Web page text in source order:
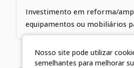
Investimento em reforma/
equipamentos ou mobiliários
Nosso site pode utilizar
semelhantes para melhorar